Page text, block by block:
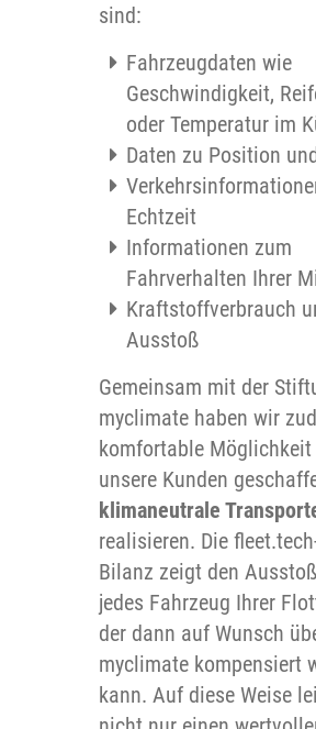
sind:
Fahrzeugdaten wie
Geschwindigkeit,
oder Temperatur im
Daten zu Position
Echtzeit
Informationen zum
Fahrverhalten Ihrer
Kraftstoffverbrauch
Ausstoß
Gemeinsam mit der
myclimate haben wir
komfortable
unsere Kunden
klimaneutrale
realisieren. Die
Bilanz zeigt den
jedes Fahrzeug Ihrer
der dann auf Wunsch
myclimate kompensiert
kann. Auf diese Weise